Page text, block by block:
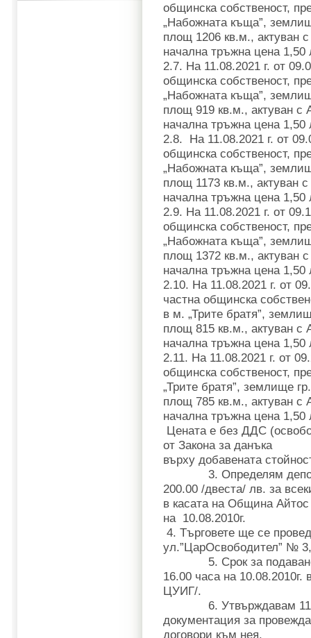
общинска собственост,
„Набожната къща”,
площ 1206 кв.м., актуван
начална тръжна цена 1,50
2.7. На 11.08.2021 г. от
общинска собственост,
„Набожната къща”,
площ 919 кв.м., актуван
начална тръжна цена 1,50
2.8. На 11.08.2021 г. от
общинска собственост,
„Набожната къща”,
площ 1173 кв.м., актуван
начална тръжна цена 1,50
2.9. На 11.08.2021 г. от
общинска собственост,
„Набожната къща”,
площ 1372 кв.м., актуван
начална тръжна цена 1,50
2.10. На 11.08.2021 г. от
частна общинска
в м. „Трите братя”,
площ 815 кв.м., актуван
начална тръжна цена 1,50
2.11. На 11.08.2021 г. от
общинска собственост,
„Трите братя”, землище
площ 785 кв.м., актуван
начална тръжна цена 1,50
Цената е без ДДС
от Закона за данъка
върху добавената
3. Определям
200.00 /двеста/ лв. за
в касата на Община
на 10.08.2010г.
4. Търговете ще се
ул.”ЦарОсвободител” №
5. Срок за подаване
16.00 часа на
ЦУИГ/.
6. Утвърждавам 11 /
документация за
договори към нея.